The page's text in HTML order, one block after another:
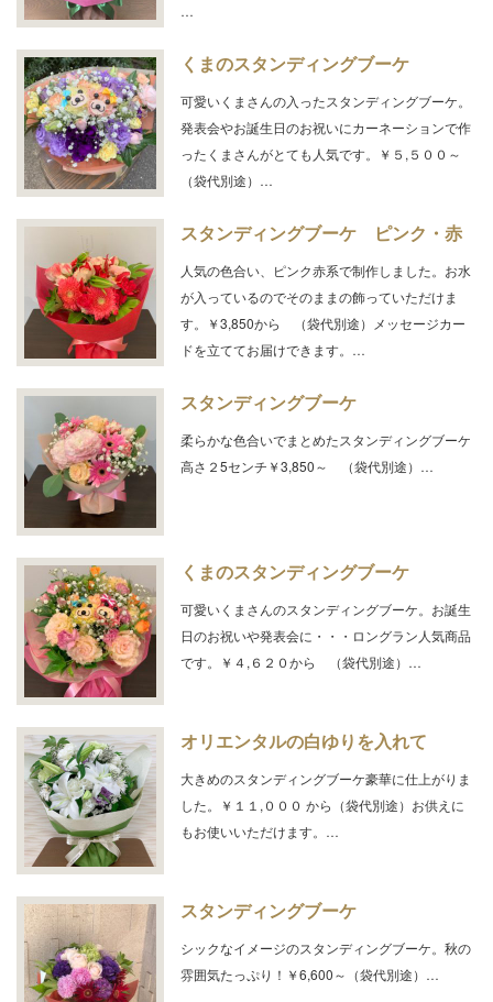
…
くまのスタンディングブーケ
可愛いくまさんの入ったスタンディングブーケ。
発表会やお誕生日のお祝いにカーネーションで作
ったくまさんがとても人気です。￥５,５００～
（袋代別途）…
スタンディングブーケ ピンク・赤
人気の色合い、ピンク赤系で制作しました。お水
が入っているのでそのままの飾っていただけま
す。￥3,850から （袋代別途）メッセージカー
ドを立ててお届けできます。…
スタンディングブーケ
柔らかな色合いでまとめたスタンディングブーケ
高さ２5センチ￥3,850～ （袋代別途）…
くまのスタンディングブーケ
可愛いくまさんのスタンディングブーケ。お誕生
日のお祝いや発表会に・・・ロングラン人気商品
です。￥４,６２０から （袋代別途）…
オリエンタルの白ゆりを入れて
大きめのスタンディングブーケ豪華に仕上がりま
した。￥１１,０００ から（袋代別途）お供えに
もお使いいただけます。…
スタンディングブーケ
シックなイメージのスタンディングブーケ。秋の
雰囲気たっぷり！￥6,600～（袋代別途）…